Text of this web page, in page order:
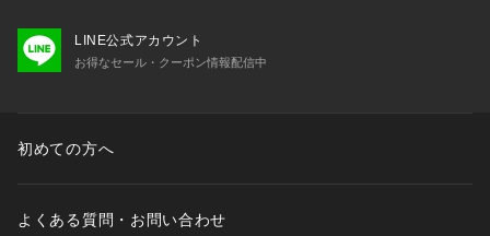
LINE公式アカウント
お得なセール・クーポン情報配信中
初めての方へ
よくある質問・お問い合わせ